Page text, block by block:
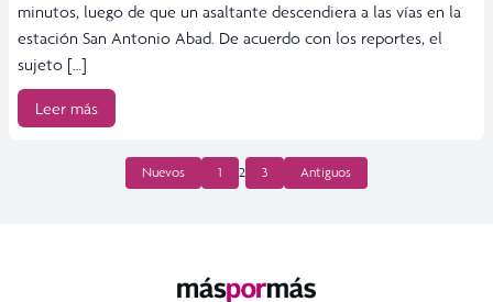
minutos, luego de que un asaltante descendiera a las vías en la
estación San Antonio Abad. De acuerdo con los reportes, el
sujeto […]
Leer más
Nuevos 1 2 3 Antiguos